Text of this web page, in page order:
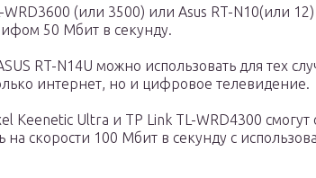
(или 3500) или Asus RT-N10(или
50 Мбит в секунду.
RT-N14U можно использовать для тех
интернет, но и цифровое телевидение.
Keenetic Ultra и TP Link TL-WRD4300 смогут
на скорости 100 Мбит в секунду с